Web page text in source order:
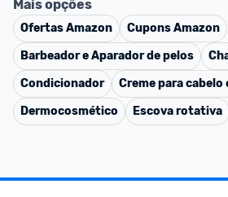
Mais opções
OfertasAmazon CuponsAmazon
Barbeador e Aparador de pelos
Condicionador
Creme para cabelo
Dermocosmético
Escova rotativa